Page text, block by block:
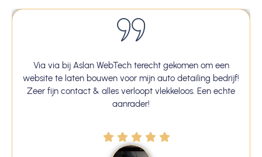
Via via bij Aslan WebTech terecht gekomen om een
website te laten bouwen voor mijn auto detailing bedrijf!
Zeer fijn contact & alles verloopt vlekkeloos. Een echte
aanrader!